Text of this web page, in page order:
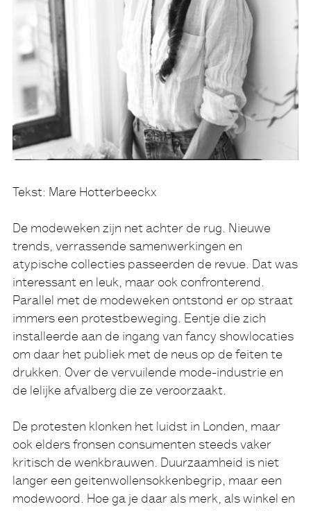
Tekst: Mare Hotterbeeckx
De modeweken zijn net achter de rug. Nieuwe
trends, verrassende samenwerkingen en
atypische collecties passeerden de revue. Dat was
interessant en leuk, maar ook confronterend.
Parallel met de modeweken ontstond er op straat
immers een protestbeweging. Eentje die zich
installeerde aan de ingang van fancy showlocaties
om daar het publiek met de neus op de feiten te
drukken. Over de vervuilende mode-industrie en
de lelijke afvalberg die ze veroorzaakt.
De protesten klonken het luidst in Londen, maar
ook elders fronsen consumenten steeds vaker
kritisch de wenkbrauwen. Duurzaamheid is niet
langer een geitenwollensokkenbegrip, maar een
modewoord. Hoe ga je daar als merk, als winkel en